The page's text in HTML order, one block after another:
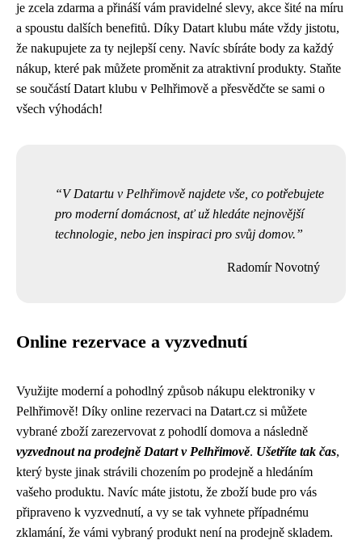
je zcela zdarma a přináší vám pravidelné slevy, akce šité na míru
a spoustu dalších benefitů. Díky Datart klubu máte vždy jistotu,
že nakupujete za ty nejlepší ceny. Navíc sbíráte body za každý
nákup, které pak můžete proměnit za atraktivní produkty. Staňte
se součástí Datart klubu v Pelhřimově a přesvědčte se sami o
všech výhodách!
V Datartu v Pelhřimově najdete vše, co potřebujete
pro moderní domácnost, ať už hledáte nejnovější
technologie, nebo jen inspiraci pro svůj domov.
Radomír Novotný
Online rezervace a vyzvednutí
Využijte moderní a pohodlný způsob nákupu elektroniky v
Pelhřimově! Díky online rezervaci na Datart.cz si můžete
vybrané zboží zarezervovat z pohodlí domova a následně
vyzvednout na prodejně Datart v Pelhřimově. Ušetříte tak čas,
který byste jinak strávili chozením po prodejně a hledáním
vašeho produktu. Navíc máte jistotu, že zboží bude pro vás
připraveno k vyzvednutí, a vy se tak vyhnete případnému
zklamání, že vámi vybraný produkt není na prodejně skladem.